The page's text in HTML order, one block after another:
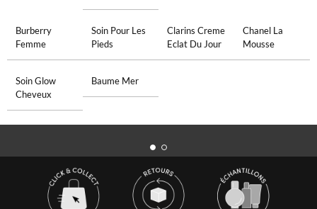
Burberry
Femme
Soin Pour Les
Pieds
Clarins Creme
Eclat Du Jour
Chanel La
Mousse
Soin Glow
Cheveux
Baume Mer